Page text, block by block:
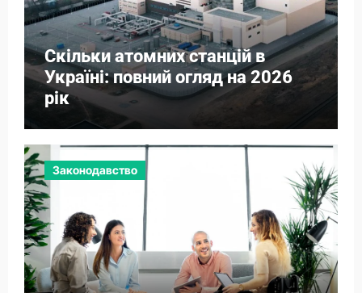
Скільки атомних станцій в
Україні: повний огляд на 2026
рік
Законодавство